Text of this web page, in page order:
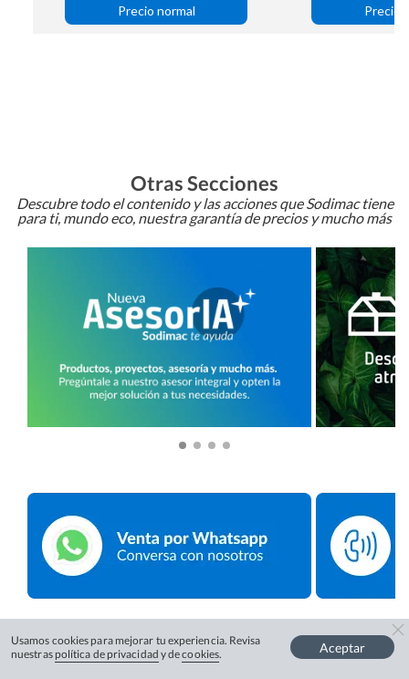
Otras Secciones
Descubre todo el contenido y las acciones que Sodimac tiene
para ti, mundo eco, nuestra garantía de precios y mucho más
Usamos cookies para mejorar tu experiencia. Revisa
nuestras política de privacidad y decookies. Aceptar